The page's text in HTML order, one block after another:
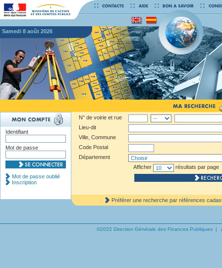
samedi 8 août 2026
N° de voirie et rue
Lieu-dit
Ville, Commune
Code Postal
Département
Afficher
résultats par page
Préférer une recherche par références
Identifiant
Mot de passe
Mot de passe oublié
Inscription
©2022 Direction Générale des Finances Publiques |